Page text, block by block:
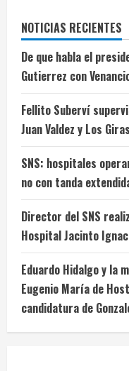
NOTICIAS RECIENTES
De que habla el
Gutierrez con
Fellito Suberví
Juan Valdez y Los
SNS: hospitales
no con tanda
Director del SNS
Hospital Jacinto
Eduardo Hidalgo y la
Eugenio María de
candidatura de